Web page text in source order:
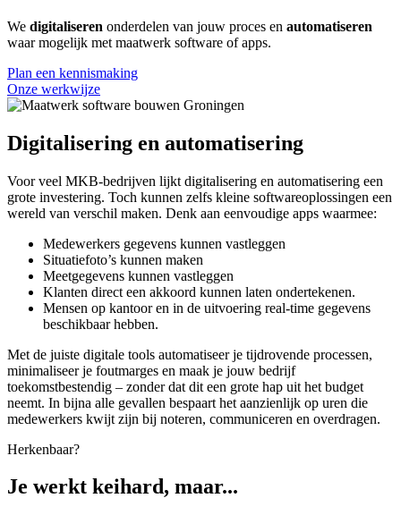
We digitaliseren onderdelen van jouw proces en automatiseren
waar mogelijk met maatwerk software of apps.
Plan een kennismaking
Onze werkwijze
Digitalisering en automatisering
Voor veel MKB-bedrijven lijkt digitalisering en automatisering een
grote investering. Toch kunnen zelfs kleine softwareoplossingen een
wereld van verschil maken. Denk aan eenvoudige apps waarmee:
Medewerkers gegevens kunnen vastleggen
Situatiefoto’s kunnen maken
Meetgegevens kunnen vastleggen
Klanten direct een akkoord kunnen laten ondertekenen.
Mensen op kantoor en in de uitvoering real-time gegevens
beschikbaar hebben.
Met de juiste digitale tools automatiseer je tijdrovende processen,
minimaliseer je foutmarges en maak je jouw bedrijf
toekomstbestendig – zonder dat dit een grote hap uit het budget
neemt. In bijna alle gevallen bespaart het aanzienlijk op uren die
medewerkers kwijt zijn bij noteren, communiceren en overdragen.
Herkenbaar?
Je werkt keihard, maar...